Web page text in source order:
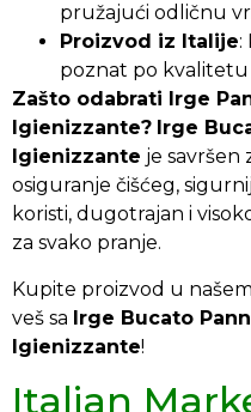
pružajući odličnu
Proizvod iz Italije:
poznat po kvalitetu
Zašto odabrati Irge
Igienizzante? Irge
Igienizzante je savršen
osiguranje čišćeg,
koristi, dugotrajan i
za svako pranje.
Kupite proizvod u našem
veš sa Irge Bucato
Igienizzante!
Italian